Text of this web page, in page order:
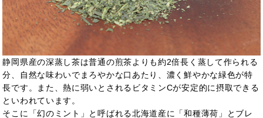
静岡県産の深蒸し茶は普通の煎茶よりも約2倍長く蒸して作られる
分、自然な味わいでまろやかな口あたり、濃く鮮やかな緑色が特
長です。また、熱に弱いとされるビタミンCが安定的に摂取できる
といわれています。
そこに「幻のミント」と呼ばれる北海道産に「和種薄荷」とブレ